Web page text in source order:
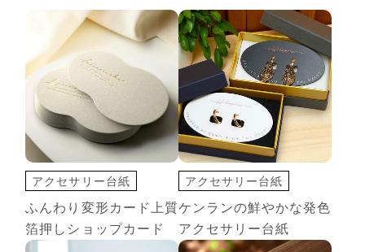
アクセサリー台紙
ショップカード
ディープマット
名刺・カード
ふんわり変形カード上質
箔押しショップカード
アクセサリー台紙
切込オプション
印刷+箔押し
変形カード
ケンランの鮮やかな発色
アクセサリー台紙